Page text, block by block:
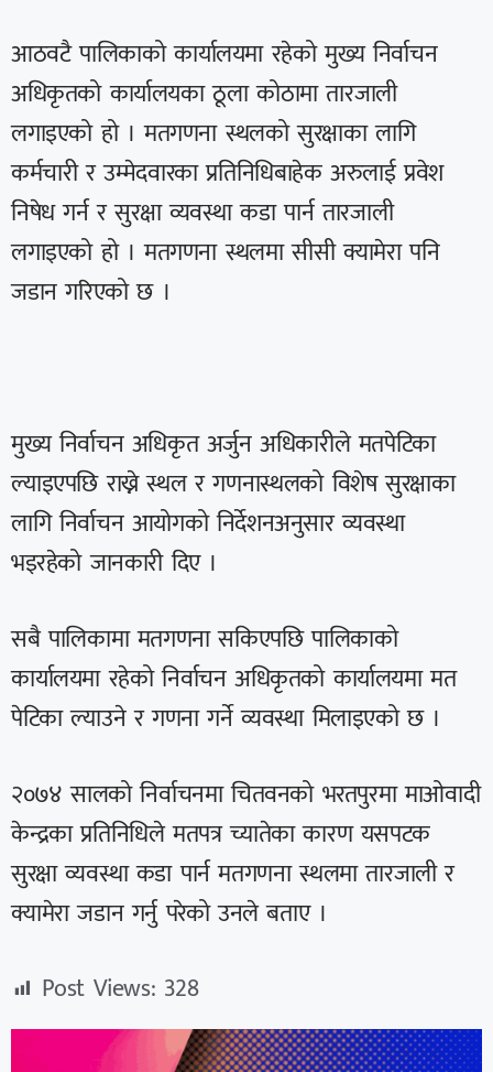
आठवटै पालिकाको कार्यालयमा रहेको मुख्य निर्वाचन
अधिकृतको कार्यालयका ठूला कोठामा तारजाली
लगाइएको हो । मतगणना स्थलको सुरक्षाका लागि
कर्मचारी र उम्मेदवारका प्रतिनिधिबाहेक अरुलाई प्रवेश
निषेध गर्न र सुरक्षा व्यवस्था कडा पार्न तारजाली
लगाइएको हो । मतगणना स्थलमा सीसी क्यामेरा पनि
जडान गरिएको छ ।
मुख्य निर्वाचन अधिकृत अर्जुन अधिकारीले मतपेटिका
ल्याइएपछि राख्ने स्थल र गणनास्थलको विशेष सुरक्षाका
लागि निर्वाचन आयोगको निर्देशनअनुसार व्यवस्था
भइरहेको जानकारी दिए ।
सबै पालिकामा मतगणना सकिएपछि पालिकाको
कार्यालयमा रहेको निर्वाचन अधिकृतको कार्यालयमा मत
पेटिका ल्याउने र गणना गर्ने व्यवस्था मिलाइएको छ ।
२०७४ सालको निर्वाचनमा चितवनको भरतपुरमा माओवादी
केन्द्रका प्रतिनिधिले मतपत्र च्यातेका कारण यसपटक
सुरक्षा व्यवस्था कडा पार्न मतगणना स्थलमा तारजाली र
क्यामेरा जडान गर्नु परेको उनले बताए ।
Post Views: 328